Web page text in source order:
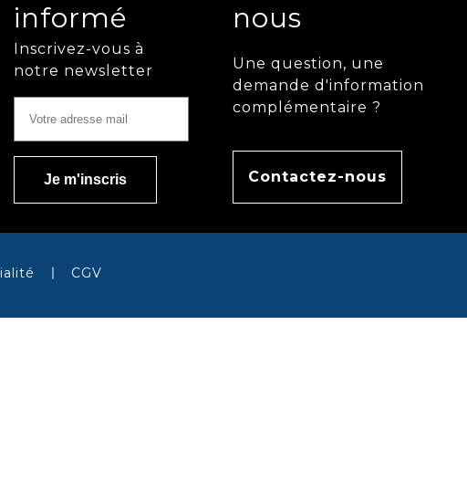
informé
Inscrivez-vous à
notre newsletter
nous
Une question, une
demande d'information
complémentaire ?
Contactez-nous
CGV